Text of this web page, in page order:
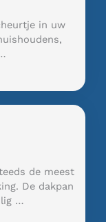
in uw
de meest
De dakpan
…